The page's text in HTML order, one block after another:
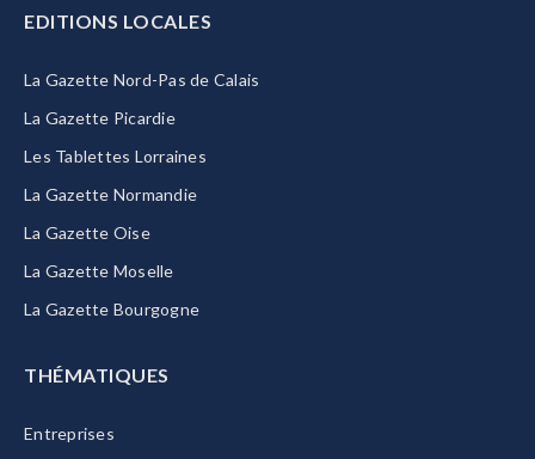
EDITIONS LOCALES
La Gazette Nord-Pas de Calais
La Gazette Picardie
Les Tablettes Lorraines
La Gazette Normandie
La Gazette Oise
La Gazette Moselle
La Gazette Bourgogne
THÉMATIQUES
Entreprises